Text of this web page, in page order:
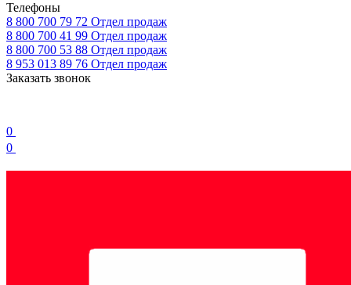
Телефоны
8 800 700 79 72 Отдел продаж
8 800 700 41 99 Отдел продаж
8 800 700 53 88 Отдел продаж
8 953 013 89 76 Отдел продаж
Заказать звонок
0
0